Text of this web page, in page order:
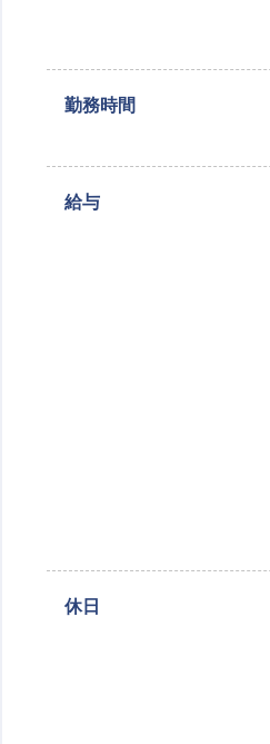
勤務時間
給与
休日